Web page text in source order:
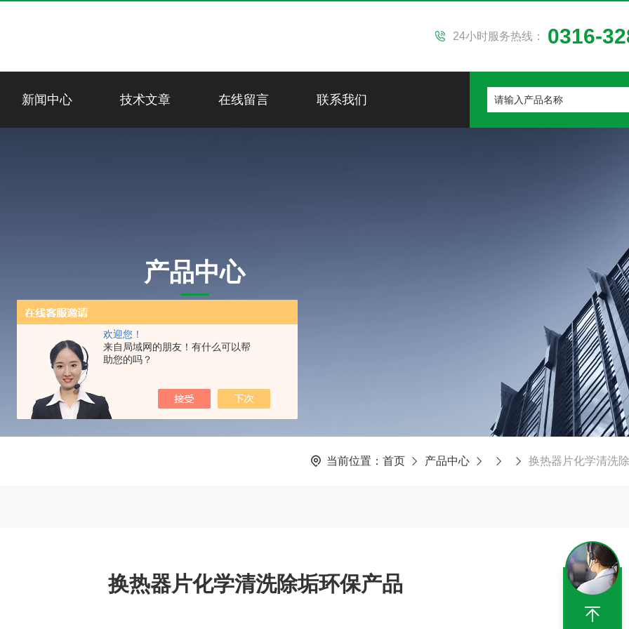
欢迎您！
来自局域网的朋友！有什么可以帮
助您的吗？
24小时服务热线： 0316-
新闻中心 技术文章 在线留言 联系我们
产品中心
当前位置： 首页 产品中心 换热器片化学清洗
换热器片化学清洗除垢环保产品